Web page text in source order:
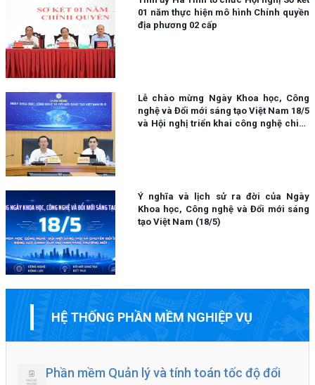
01 năm thực hiện mô hình Chính quyền
địa phương 02 cấp
Lễ chào mừng Ngày Khoa học, Công
nghệ và Đổi mới sáng tạo Việt Nam 18/5
và Hội nghị triển khai công nghệ chiến
Ý nghĩa và lịch sử ra đời của Ngày
Khoa học, Công nghệ và Đổi mới sáng
tạo Việt Nam (18/5)
HỆ THỐNG PHẦN MỀM NGHIỆP VỤ
Phần mềm Quản lý và tính toán tốc độ đổi